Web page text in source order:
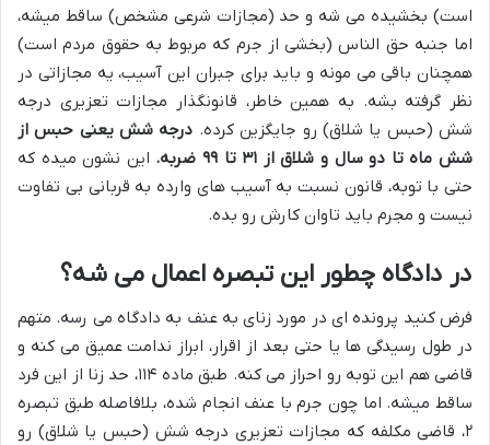
است) بخشیده می شه و حد (مجازات شرعی مشخص) ساقط میشه،
اما جنبه حق الناس (بخشی از جرم که مربوط به حقوق مردم است)
همچنان باقی می مونه و باید برای جبران این آسیب، یه مجازاتی در
نظر گرفته بشه. به همین خاطر، قانونگذار مجازات تعزیری درجه
شش (حبس یا شلاق) رو جایگزین کرده. درجه شش یعنی حبس از
شش ماه تا دو سال و شلاق از ۳۱ تا ۹۹ ضربه.
این نشون میده که
حتی با توبه، قانون نسبت به آسیب های وارده به قربانی بی تفاوت
نیست و مجرم باید تاوان کارش رو بده.
در دادگاه چطور این تبصره اعمال می شه؟
فرض کنید پرونده ای در مورد زنای به عنف به دادگاه می رسه. متهم
در طول رسیدگی ها یا حتی بعد از اقرار، ابراز ندامت عمیق می کنه و
قاضی هم این توبه رو احراز می کنه. طبق ماده ۱۱۴، حد زنا از این فرد
ساقط میشه. اما چون جرم با عنف انجام شده، بلافاصله طبق تبصره
۲، قاضی مکلفه که مجازات تعزیری درجه شش (حبس یا شلاق) رو